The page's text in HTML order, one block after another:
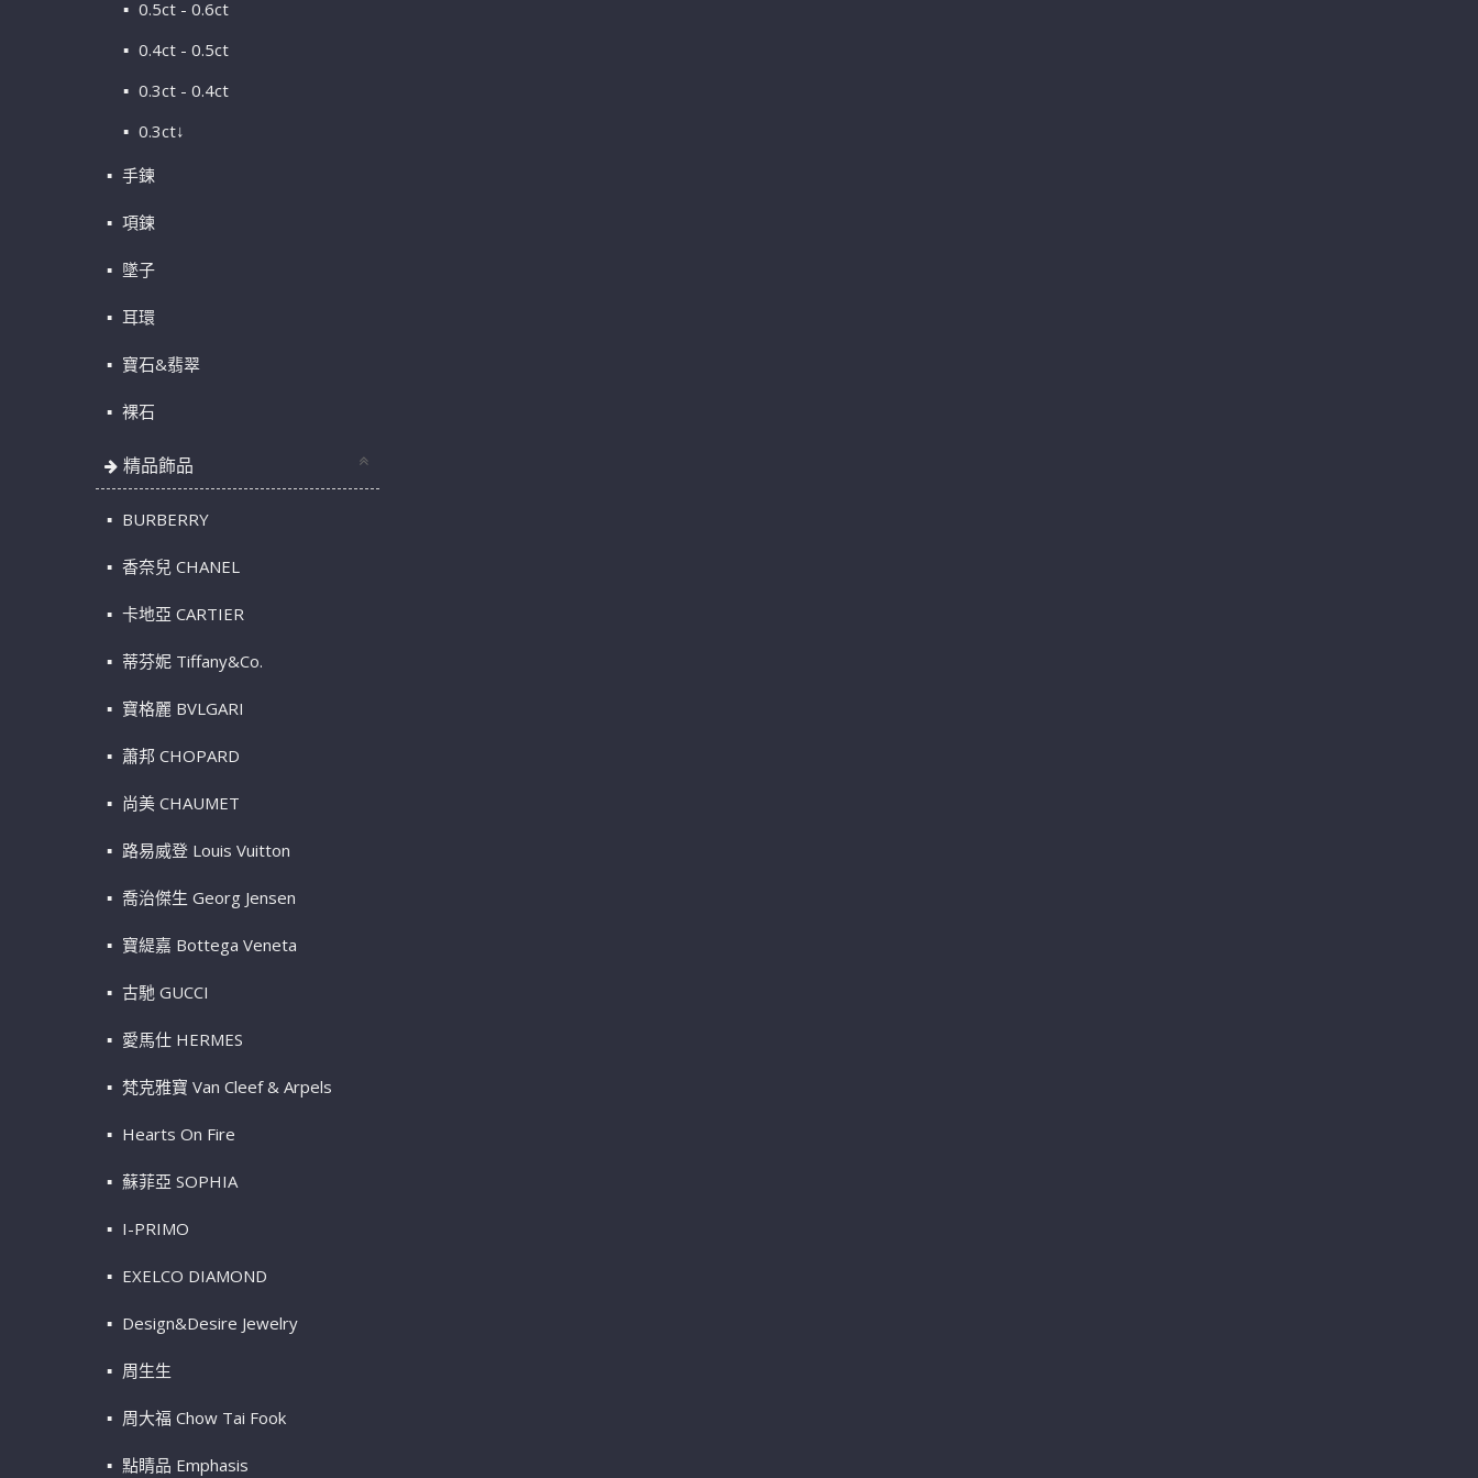
0.5ct - 0.6ct
0.4ct - 0.5ct
0.3ct - 0.4ct
0.3ct↓
手鍊
項鍊
墜子
耳環
寶石&翡翠
裸石
精品飾品
BURBERRY
香奈兒 CHANEL
卡地亞 CARTIER
蒂芬妮 Tiffany&Co.
寶格麗 BVLGARI
蕭邦 CHOPARD
尚美 CHAUMET
路易威登 Louis Vuitton
喬治傑生 Georg Jensen
寶緹嘉 Bottega Veneta
古馳 GUCCI
愛馬仕 HERMES
梵克雅寶 Van Cleef & Arpels
Hearts On Fire
蘇菲亞 SOPHIA
I-PRIMO
EXELCO DIAMOND
Design&Desire Jewelry
周生生
周大福 Chow Tai Fook
點睛品 Emphasis